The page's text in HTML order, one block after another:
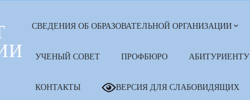
СВЕДЕНИЯ ОБ ОБРАЗОВАТЕЛЬНОЙ ОРГАНИЗАЦИИ
УЧЕНЫЙ СОВЕТ ПРОФБЮРО АБИТУРИЕНТУ
КОНТАКТЫ ВЕРСИЯ ДЛЯ СЛАБОВИДЯЩИХ